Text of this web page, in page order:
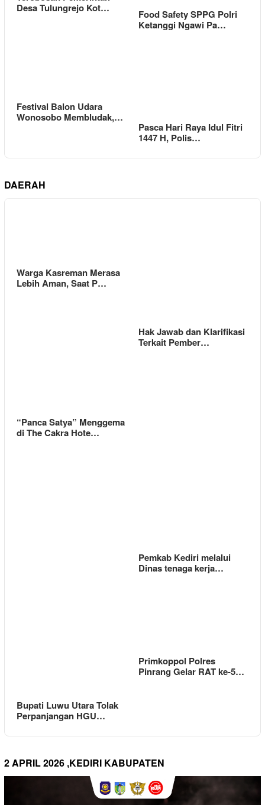
Desa Tulungrejo Kot…
Food Safety SPPG Polri
Ketanggi Ngawi Pa…
Festival Balon Udara
Wonosobo Membludak,…
Pasca Hari Raya Idul Fitri
1447 H, Polis…
DAERAH
Warga Kasreman Merasa
Lebih Aman, Saat P…
Hak Jawab dan Klarifikasi
Terkait Pember…
“Panca Satya” Menggema
di The Cakra Hote…
Pemkab Kediri melalui
Dinas tenaga kerja…
Bupati Luwu Utara Tolak
Perpanjangan HGU…
Primkoppol Polres
Pinrang Gelar RAT ke-5…
2 APRIL 2026 ,KEDIRI KABUPATEN